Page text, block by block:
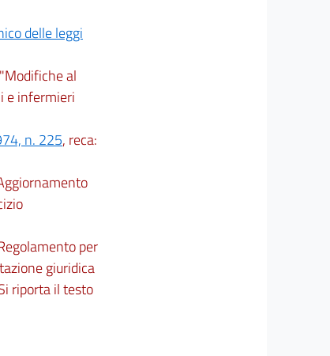
delle leggi
al
e infermieri
n. 225, reca:
per
giuridica
riporta il testo